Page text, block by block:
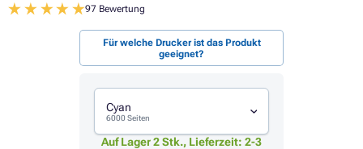
97 Bewertung
Für welche Drucker ist das Produkt
geeignet?
Cyan
6000 Seiten
Auf Lager 2 Stk., Lieferzeit: 2-3